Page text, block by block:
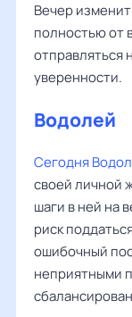
Вечер
полностью от
отправляться
уверенности.
Водолей
Сегодня
своей личной
шаги в ней на
риск
ошибочный
неприятными